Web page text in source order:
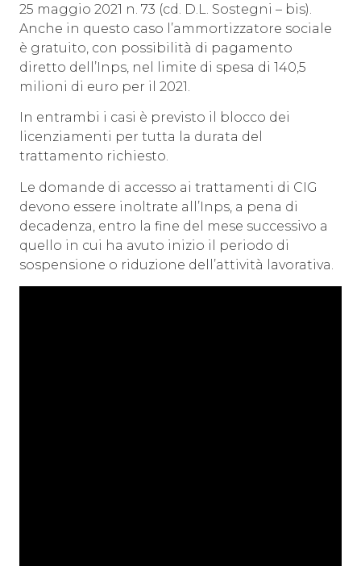
25 maggio 2021 n. 73 (cd. D.L. Sostegni – bis).
Anche in questo caso l’ammortizzatore sociale
è gratuito, con possibilità di pagamento
diretto dell’Inps, nel limite di spesa di 140,5
milioni di euro per il 2021.
In entrambi i casi è previsto il blocco dei
licenziamenti per tutta la durata del
trattamento richiesto.
Le domande di accesso ai trattamenti di CIG
devono essere inoltrate all’Inps, a pena di
decadenza, entro la fine del mese successivo a
quello in cui ha avuto inizio il periodo di
sospensione o riduzione dell’attività lavorativa.